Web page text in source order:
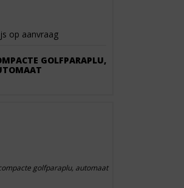
op aanvraag
GOLFPARAPLU,